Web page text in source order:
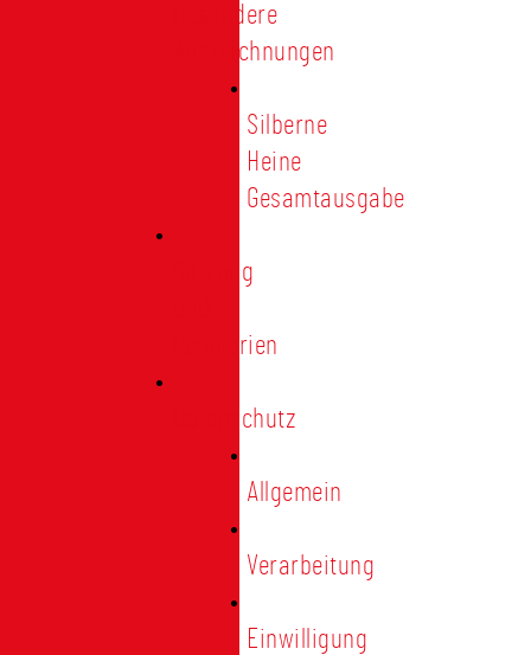
Besondere
Auszeichnungen
Silberne
Heine
Gesamtausgabe
Satzung
Regularien
Datenschutz
Allgemein
Verarbeitung
Einwilligung